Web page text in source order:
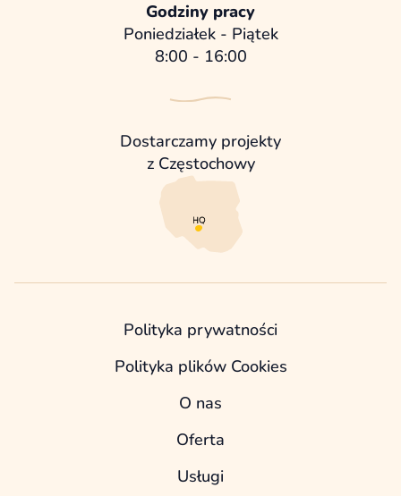
Godziny pracy
Poniedziałek - Piątek
8:00 - 16:00
Dostarczamy projekty
z Częstochowy
Polityka prywatności
Polityka plików Cookies
O nas
Oferta
Usługi